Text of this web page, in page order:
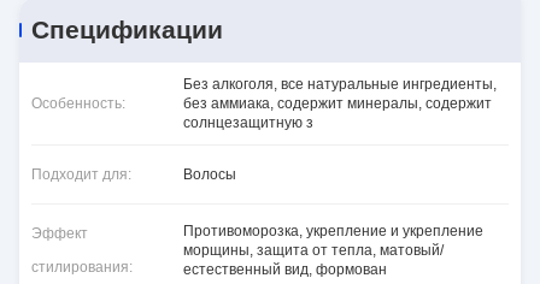
Спецификации
Особенность:
Без алкоголя, все натуральные ингредиенты,
без аммиака, содержит минералы, содержит
солнцезащитную з
Подходит для: Волосы
Эффект
стилирования:
Противоморозка, укрепление и укрепление
морщины, защита от тепла, матовый/
естественный вид, формован